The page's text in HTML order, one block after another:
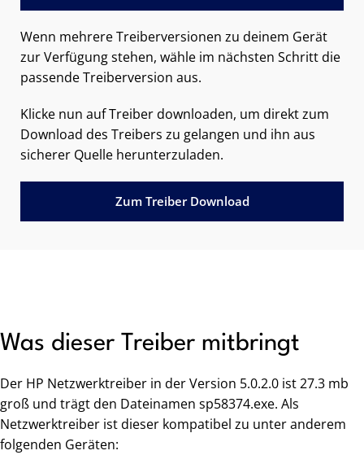
Wenn mehrere Treiberversionen zu deinem Gerät
zur Verfügung stehen, wähle im nächsten Schritt die
passende Treiberversion aus.
Klicke nun auf Treiber downloaden, um direkt zum
Download des Treibers zu gelangen und ihn aus
sicherer Quelle herunterzuladen.
Zum Treiber Download
Was dieser Treiber mitbringt
Der HP Netzwerktreiber in der Version 5.0.2.0 ist 27.3 mb
groß und trägt den Dateinamen sp58374.exe. Als
Netzwerktreiber ist dieser kompatibel zu unter anderem
folgenden Geräten: